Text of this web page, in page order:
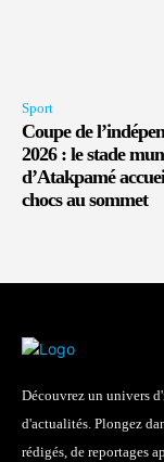
Sport
Coupe de
2026 : le stade
d’Atakpamé
chocs au sommet
Découvrez un univers
d'actualités. Plongez
rédigés, de reportages